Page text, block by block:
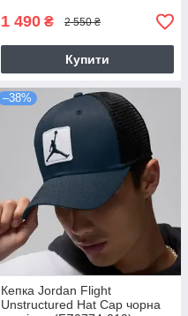
1 490 ₴ 2 550 ₴
Купити
–38%
Кепка Jordan Flight
Unstructured Hat Cap чорна